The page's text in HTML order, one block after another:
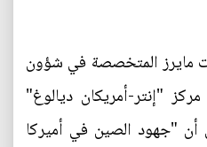
مايرز المتخصصة في شؤون
"إنتر-أمريكان ديالوغ"
أن "جهود الصين في أميركا